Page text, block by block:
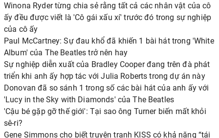
Winona Ryder từng chia sẻ rằng tất cả các nhân vật của cô
ấy đều được viết là 'Cô gái xấu xí' trước đó trong sự nghiệp
của cô ấy
Paul McCartney: Sự đau khổ đã khiến 1 bài hát trong 'White
Album' của The Beatles trở nên hay
Sự nghiệp diễn xuất của Bradley Cooper đang trên đà phát
triển khi anh ấy hợp tác với Julia Roberts trong dự án này
Donovan đã so sánh 1 trong số các bài hát của anh ấy với
'Lucy in the Sky with Diamonds' của The Beatles
'Cậu bé gặp gỡ thế giới': Tại sao ông Turner biến mất khỏi
sê-ri?
Gene Simmons cho biết truyện tranh KISS có khả năng “tái